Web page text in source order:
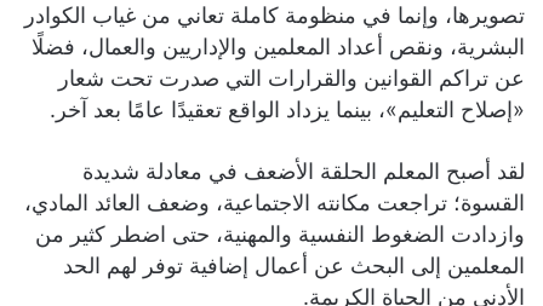
تصويرها، وإنما في منظومة كاملة تعاني من غياب الكوادر
البشرية، ونقص أعداد المعلمين والإداريين والعمال، فضلًا
عن تراكم القوانين والقرارات التي صدرت تحت شعار
«إصلاح التعليم»، بينما يزداد الواقع تعقيدًا عامًا بعد آخر.
لقد أصبح المعلم الحلقة الأضعف في معادلة شديدة
القسوة؛ تراجعت مكانته الاجتماعية، وضعف العائد المادي،
وازدادت الضغوط النفسية والمهنية، حتى اضطر كثير من
المعلمين إلى البحث عن أعمال إضافية توفر لهم الحد
الأدنى من الحياة الكريمة.